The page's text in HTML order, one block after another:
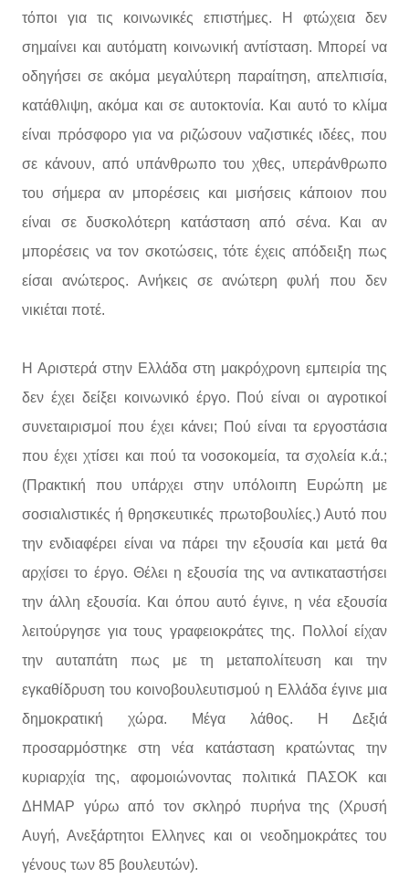
τόποι για τις κοινωνικές επιστήμες. Η φτώχεια δεν
σημαίνει και αυτόματη κοινωνική αντίσταση. Μπορεί να
οδηγήσει σε ακόμα μεγαλύτερη παραίτηση, απελπισία,
κατάθλιψη, ακόμα και σε αυτοκτονία. Και αυτό το κλίμα
είναι πρόσφορο για να ριζώσουν ναζιστικές ιδέες, που
σε κάνουν, από υπάνθρωπο του χθες, υπεράνθρωπο
του σήμερα αν μπορέσεις και μισήσεις κάποιον που
είναι σε δυσκολότερη κατάσταση από σένα. Και αν
μπορέσεις να τον σκοτώσεις, τότε έχεις απόδειξη πως
είσαι ανώτερος. Ανήκεις σε ανώτερη φυλή που δεν
νικιέται ποτέ.
Η Αριστερά στην Ελλάδα στη μακρόχρονη εμπειρία της
δεν έχει δείξει κοινωνικό έργο. Πού είναι οι αγροτικοί
συνεταιρισμοί που έχει κάνει; Πού είναι τα εργοστάσια
που έχει χτίσει και πού τα νοσοκομεία, τα σχολεία κ.ά.;
(Πρακτική που υπάρχει στην υπόλοιπη Ευρώπη με
σοσιαλιστικές ή θρησκευτικές πρωτοβουλίες.) Αυτό που
την ενδιαφέρει είναι να πάρει την εξουσία και μετά θα
αρχίσει το έργο. Θέλει η εξουσία της να αντικαταστήσει
την άλλη εξουσία. Και όπου αυτό έγινε, η νέα εξουσία
λειτούργησε για τους γραφειοκράτες της. Πολλοί είχαν
την αυταπάτη πως με τη μεταπολίτευση και την
εγκαθίδρυση του κοινοβουλευτισμού η Ελλάδα έγινε μια
δημοκρατική χώρα. Μέγα λάθος. Η Δεξιά
προσαρμόστηκε στη νέα κατάσταση κρατώντας την
κυριαρχία της, αφομοιώνοντας πολιτικά ΠΑΣΟΚ και
ΔΗΜΑΡ γύρω από τον σκληρό πυρήνα της (Χρυσή
Αυγή, Ανεξάρτητοι Ελληνες και οι νεοδημοκράτες του
γένους των 85 βουλευτών).